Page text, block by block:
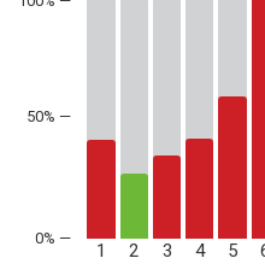
50% —
1 2 3 4 5